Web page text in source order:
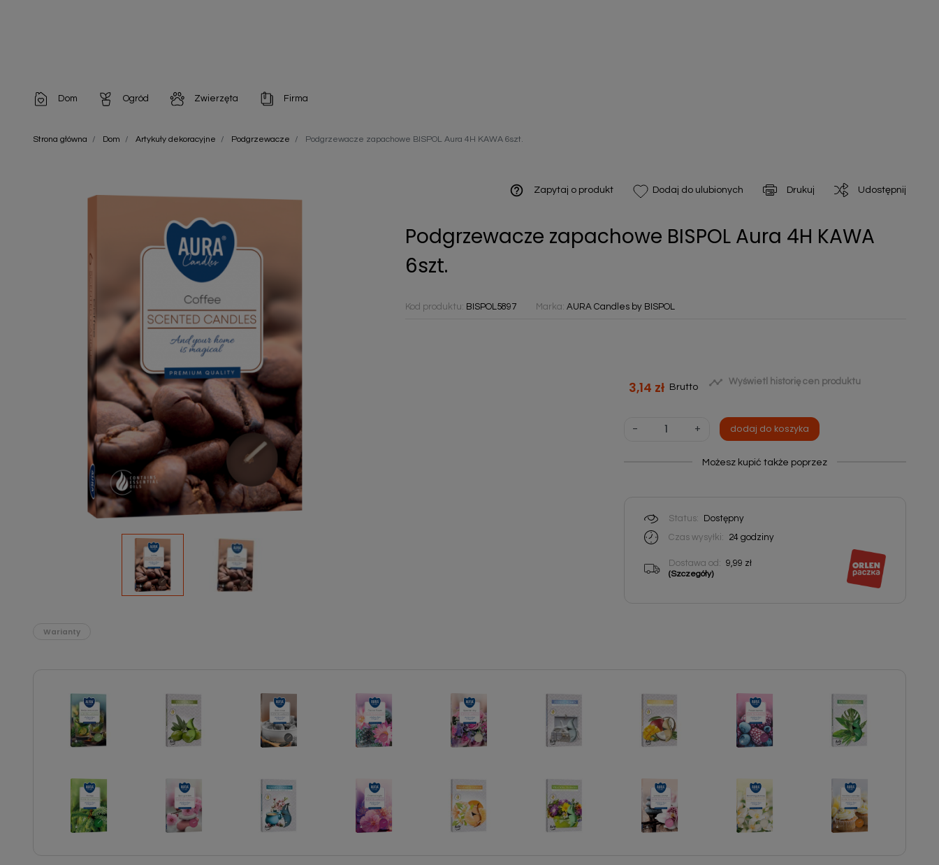
Dom
Artykuły dekoracyjne
Artykuły opakowaniowe
Zobacz wszystkie
Ogród
Chemia do architektury ogrodowej
Odstraszacze zwierząt
Nawozy i preparaty
Narzędzia ogrodnicze
Podłoża
Pozostałe
Środki ochrony roślin
Środki ochrony roślin dla profesjonalistów
Zobacz wszystkie
Zwierzęta
Szampony i odżywki
Zobacz wszystkie
Firma
Artykuły Higieniczne
Strona główna Dom Artykuły dekoracyjne Podgrzewacze Podgrzewacze zapachowe BISPOL Aura 4H KAWA 6szt.
help_outline Zapytaj o produkt Dodaj do ulubionych Drukuj Udostępnij
Podgrzewacze zapachowe BISPOL Aura 4H KAWA
6szt.
Kod produktu: BISPOL5897 Marka:AURA Candles by BISPOL
3,14 zł Brutto  Wyświetl historię cen produktu
- + dodaj do koszyka
Możesz kupić także poprzez
Status:
Dostępny
Czas wysyłki:
24 godziny
Dostawa od: 9,99 zł
(Szczegóły)
Warianty